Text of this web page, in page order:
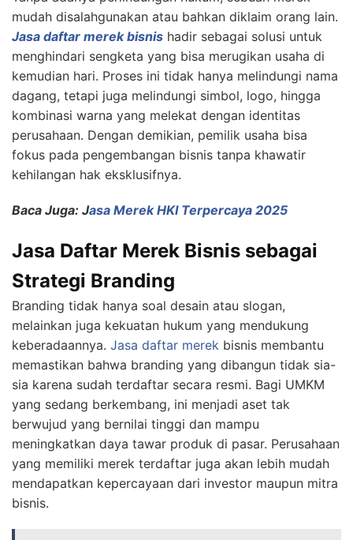
mudah disalahgunakan atau bahkan diklaim orang lain.
Jasa daftar merek bisnis hadir sebagai solusi untuk
menghindari sengketa yang bisa merugikan usaha di
kemudian hari. Proses ini tidak hanya melindungi nama
dagang, tetapi juga melindungi simbol, logo, hingga
kombinasi warna yang melekat dengan identitas
perusahaan. Dengan demikian, pemilik usaha bisa
fokus pada pengembangan bisnis tanpa khawatir
kehilangan hak eksklusifnya.
Baca Juga: Jasa Merek HKI Terpercaya 2025
Jasa Daftar Merek Bisnis sebagai
Strategi Branding
Branding tidak hanya soal desain atau slogan,
melainkan juga kekuatan hukum yang mendukung
keberadaannya. Jasa daftar merek bisnis membantu
memastikan bahwa branding yang dibangun tidak sia-
sia karena sudah terdaftar secara resmi. Bagi UMKM
yang sedang berkembang, ini menjadi aset tak
berwujud yang bernilai tinggi dan mampu
meningkatkan daya tawar produk di pasar. Perusahaan
yang memiliki merek terdaftar juga akan lebih mudah
mendapatkan kepercayaan dari investor maupun mitra
bisnis.